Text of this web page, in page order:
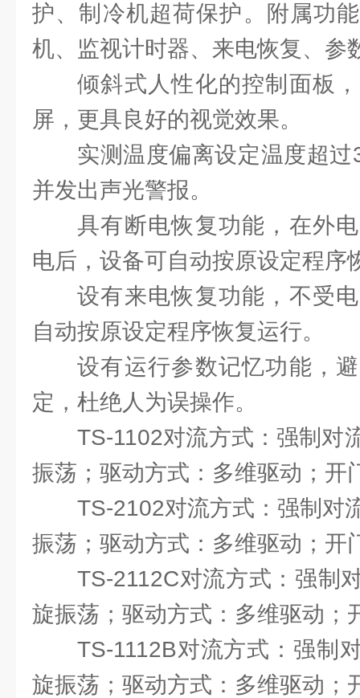
护、制冷机超荷保护。附属功
机、监视计时器、来电恢复、参
倾斜式人性化的控制面板
屏，更具良好的视觉效果。
实测温度偏离设定温度超
并发出声光警报。
具有断电恢复功能，在外
电后，设备可自动按原设定程序
设有来电恢复功能，不受
自动按原设定程序恢复运行。
设有运行参数记忆功能，
定，杜绝人为误操作。
TS-1102对流方式：强制对
振荡；驱动方式：多维驱动；开
TS-2102对流方式：强制对
振荡；驱动方式：多维驱动；开
TS-2112C对流方式：强制
旋振荡；驱动方式：多维驱动；
TS-1112B对流方式：强制
旋振荡；驱动方式：多维驱动；